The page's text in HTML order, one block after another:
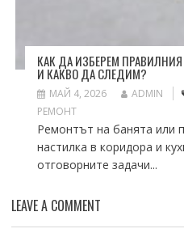
КАК ДА ИЗБЕРЕМ
И КАКВО ДА СЛЕДИМ?
МАЙ 4, 2026 ADMIN
РЕМОНТ
Ремонтът на банята или
настилка в коридора и
отговорните задачи...
LEAVE A COMMENT